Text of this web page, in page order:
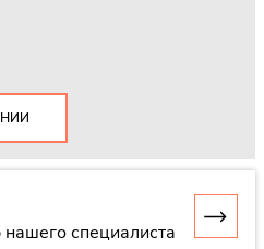
специалиста